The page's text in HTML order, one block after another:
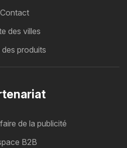
Contact
des villes
des produits
de la publicité
B2B